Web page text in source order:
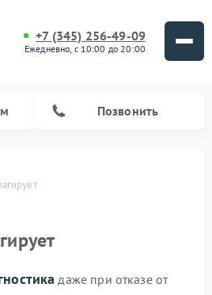
+7 (345) 256-49-09
Ежедневно, с 10:00 до 20:00
Позвонить
даже при отказе от